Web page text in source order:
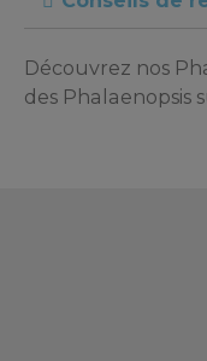
Découvrez nos
des Phalaenopsis